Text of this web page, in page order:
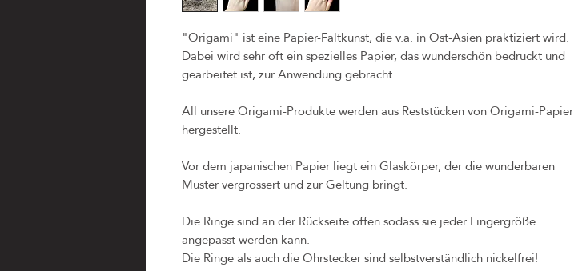
"Origami" ist eine Papier-Faltkunst, die v.a. in Ost-Asien praktiziert wird.
Dabei wird sehr oft ein spezielles Papier, das wunderschön bedruckt und
gearbeitet ist, zur Anwendung gebracht.
All unsere Origami-Produkte werden aus Reststücken von Origami-Papier
hergestellt.
Vor dem japanischen Papier liegt ein Glaskörper, der die wunderbaren
Muster vergrössert und zur Geltung bringt.
Die Ringe sind an der Rückseite offen sodass sie jeder Fingergröße
angepasst werden kann.
Die Ringe als auch die Ohrstecker sind selbstverständlich nickelfrei!